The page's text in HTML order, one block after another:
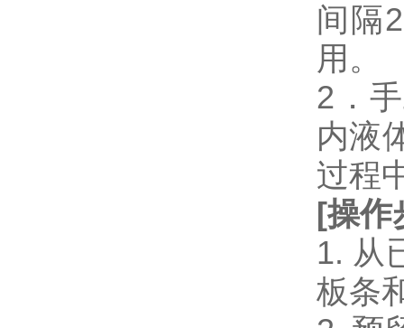
间隔
用。
2．
内液
过程
[操作
1. 从
板条